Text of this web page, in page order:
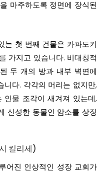
마주하도록 정면에 장식된
는 첫 번째 건물은 카파도키
가지고 있습니다. 비대칭적
두 개의 방과 내부 벽면에
다. 각각의 머리는 없지만,
물 조각이 새겨져 있는데,
신성한 동물인 암소를 상징
킬리세)
어진 인상적인 성장 교회가